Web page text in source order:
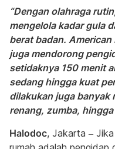
“Dengan olahraga
mengelola kadar gula
berat badan.
juga mendorong
setidaknya 150 menit
sedang hingga kuat
dilakukan juga banyak
renang, zumba,
Halodoc, Jakarta –